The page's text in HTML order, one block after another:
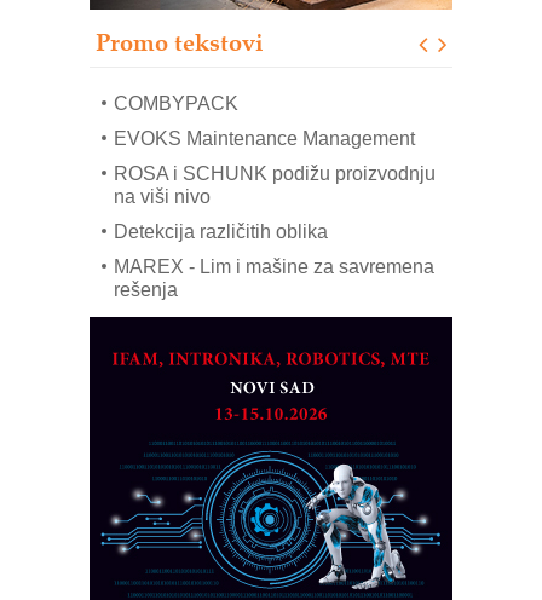
Promo tekstovi
mrežnog pretvarača sa tečnim
COMBYPACK
EVOKS Maintenance Management
ROSA i SCHUNK podižu proizvodnju
na viši nivo
Detekcija različitih oblika
MAREX - Lim i mašine za savremena
rešenja
partner
CTO - Prilagodite svoju toplinsku
Razvoj asortimanskog pravca MINI-
PLC AKYTEC
AUKOM: Svetski standard metrologije
dostupan u Srbiji
MOTOMAN – NEXT-Robotika vođena
veštačkom inteligencijom